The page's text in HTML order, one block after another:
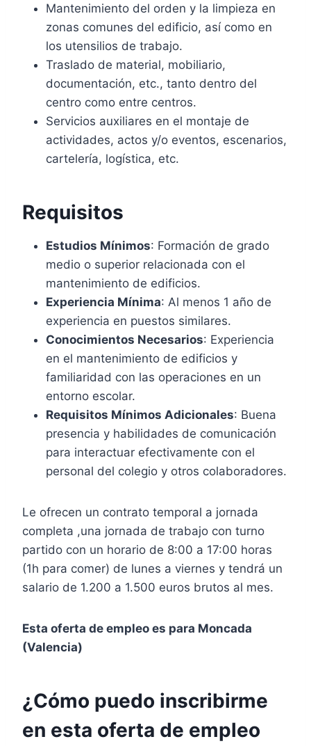
Mantenimiento del orden y la limpieza en
zonas comunes del edificio, así como en
los utensilios de trabajo.
Traslado de material, mobiliario,
documentación, etc., tanto dentro del
centro como entre centros.
Servicios auxiliares en el montaje de
actividades, actos y/o eventos, escenarios,
cartelería, logística, etc.
Requisitos
Estudios Mínimos: Formación de grado
medio o superior relacionada con el
mantenimiento de edificios.
Experiencia Mínima: Al menos 1 año de
experiencia en puestos similares.
Conocimientos Necesarios: Experiencia
en el mantenimiento de edificios y
familiaridad con las operaciones en un
entorno escolar.
Requisitos Mínimos Adicionales: Buena
presencia y habilidades de comunicación
para interactuar efectivamente con el
personal del colegio y otros colaboradores.
Le ofrecen un contrato temporal a jornada
completa ,una jornada de trabajo con turno
partido con un horario de 8:00 a 17:00 horas
(1h para comer) de lunes a viernes y tendrá un
salario de 1.200 a 1.500 euros brutos al mes.
Esta oferta de empleo es para Moncada
(Valencia)
¿Cómo puedo inscribirme
en esta oferta de empleo